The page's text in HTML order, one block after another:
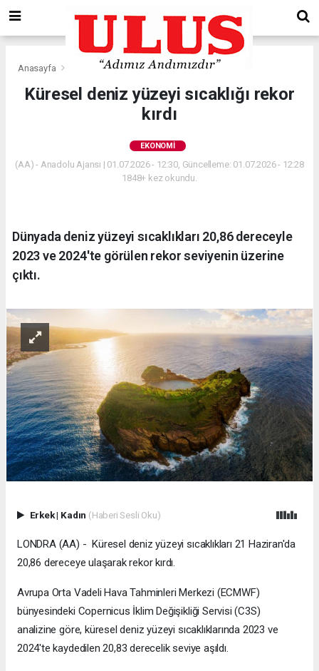
Anasayfa Ekonomi
Küresel deniz yüzeyi sıcaklığı rekor
kırdı
EKONOMI
(AA) - Anadolu Ajansı | 01.07.2026 - 12:30, Güncelleme: 01.07.2026 - 12:28
1848+ kez okundu.
Dünyada deniz yüzeyi sıcaklıkları 20,86 dereceyle
2023 ve 2024'te görülen rekor seviyenin üzerine
çıktı.
Erkek| Kadın (Haberi Sesli Oku)
LONDRA (AA) - Küresel deniz yüzeyi sıcaklıkları 21 Haziran'da
20,86 dereceye ulaşarak rekor kırdı.
Avrupa Orta Vadeli Hava Tahminleri Merkezi (ECMWF)
bünyesindeki Copernicus İklim Değişikliği Servisi (C3S)
analizine göre, küresel deniz yüzeyi sıcaklıklarında 2023 ve
2024'te kaydedilen 20,83 derecelik seviye aşıldı.